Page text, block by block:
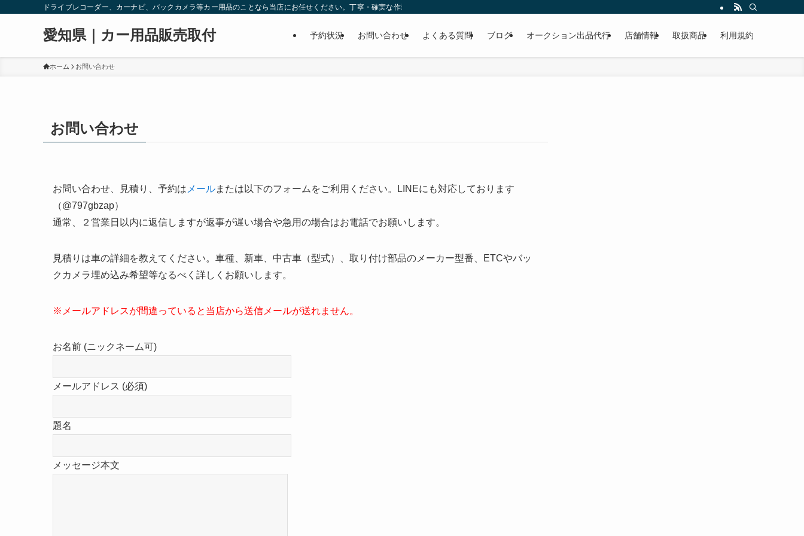
ドライブレコーダー、カーナビ、バックカメラ等カー用品のことなら当店にお任せください。丁寧・確実な作業で個人様だけでなくディーラーの外注作業もこなしています。出張対応、代車完備、見積り無料です。気軽にお問い合
愛知県｜カー用品販売取付 予約状況 お問い合わせ よくある質問 ブログ オークション出品代行 店舗情報 取扱商品 利用規約
ホーム お問い合わせ
お問い合わせ
お問い合わせ、見積り、予約は メールまたは以下のフォームをご利用ください。LINEにも対応しております
（@797gbzap）
通常、２営業日以内に返信しますが返事が遅い場合や急用の場合はお電話でお願いします。
見積りは車の詳細を教えてください。車種、新車、中古車（型式）、取り付け部品のメーカー型番、ETCやバッ
クカメラ埋め込み希望等なるべく詳しくお願いします。
※メールアドレスが間違っていると当店から送信メールが送れません。
お名前 (ニックネーム可)
メールアドレス (必須)
題名
メッセージ本文